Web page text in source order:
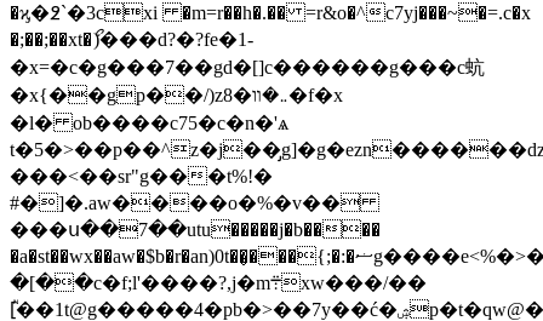
�ϗ�߶`�3cхi �m=r��h�.�� =r&o�^c7yj���~�=.c�x
�;��;��xt�ޯ)���d?�?fe�1-
�x=�c�g���7��gd�[]c����� �g���c蚢
�x{��gp��/)z8�܅�װ�f�x
�l� ob����c75�c�n�'ѧ
���<��sr"g���t%!�
#�]�.aw����o�%�v��
���ս��7��utu�����j�b����
�a�st��wx��aw�$b�r�an)0t��̬���{;�:�ޟg����e<%�>��\a7o��<��օ��|
�[��c�f;l'����?,j�m܊xw���/��
[ᷡ��1t@g�����4�pb�>��7y��ć�ۺp�t�qw@���c��`�����ۡ77��}7е�����q0*�u�k���]oi~r����u���o��6.���=c�4